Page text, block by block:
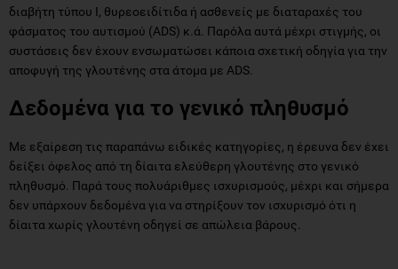
διαβήτη τύπου Ι, θυρεοειδίτιδα ή ασθενείς με διαταραχές του
φάσματος του αυτισμού (ADS) κ.ά. Παρόλα αυτά μέχρι στιγμής, οι
συστάσεις δεν έχουν ενσωματώσει κάποια σχετική οδηγία για την
αποφυγή της γλουτένης στα άτομα με ADS.
Δεδομένα για το γενικό πληθυσμό
Με εξαίρεση τις παραπάνω ειδικές κατηγορίες, η έρευνα δεν έχει
δείξει όφελος από τη δίαιτα ελεύθερη γλουτένης στο γενικό
πληθυσμό. Παρά τους πολυάριθμες ισχυρισμούς, μέχρι και σήμερα
δεν υπάρχουν δεδομένα για να στηρίξουν τον ισχυρισμό ότι η
δίαιτα χωρίς γλουτένη οδηγεί σε απώλεια βάρους.